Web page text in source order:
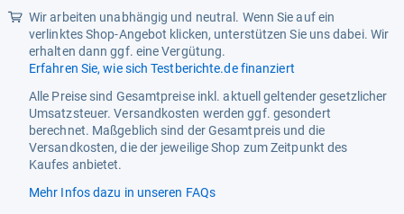
Wir arbeiten unabhängig und neutral. Wenn Sie auf ein
verlinktes Shop-Angebot klicken, unterstützen Sie uns dabei. Wir
erhalten dann ggf. eine Vergütung.
Erfahren Sie, wie sich Testberichte.de finanziert
Alle Preise sind Gesamtpreise inkl. aktuell geltender gesetzlicher
Umsatzsteuer. Versandkosten werden ggf. gesondert
berechnet. Maßgeblich sind der Gesamtpreis und die
Versandkosten, die der jeweilige Shop zum Zeitpunkt des
Kaufes anbietet.
Mehr Infos dazu in unseren FAQs